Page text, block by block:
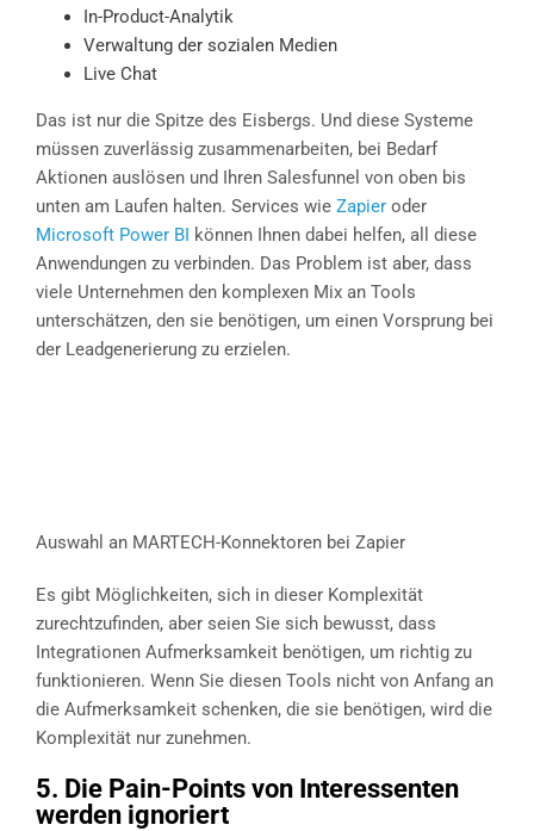
In-Product-Analytik
Verwaltung der sozialen Medien
Live Chat
Das ist nur die Spitze des Eisbergs. Und diese Systeme
müssen zuverlässig zusammenarbeiten, bei Bedarf
Aktionen auslösen und Ihren Salesfunnel von oben bis
unten am Laufen halten. Services wie Zapier oder
Microsoft Power BI können Ihnen dabei helfen, all diese
Anwendungen zu verbinden. Das Problem ist aber, dass
viele Unternehmen den komplexen Mix an Tools
unterschätzen, den sie benötigen, um einen Vorsprung bei
der Leadgenerierung zu erzielen.
Auswahl an MARTECH-Konnektoren bei Zapier
Es gibt Möglichkeiten, sich in dieser Komplexität
zurechtzufinden, aber seien Sie sich bewusst, dass
Integrationen Aufmerksamkeit benötigen, um richtig zu
funktionieren. Wenn Sie diesen Tools nicht von Anfang an
die Aufmerksamkeit schenken, die sie benötigen, wird die
Komplexität nur zunehmen.
5. Die Pain-Points von Interessenten
werden ignoriert